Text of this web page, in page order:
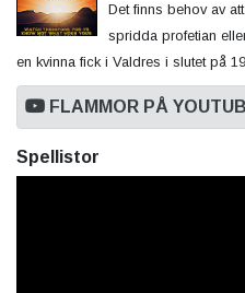
Det finns behov av
spridda profetian
en kvinna fick i Valdres i slutet på
FLAMMOR PÅ
Spellistor